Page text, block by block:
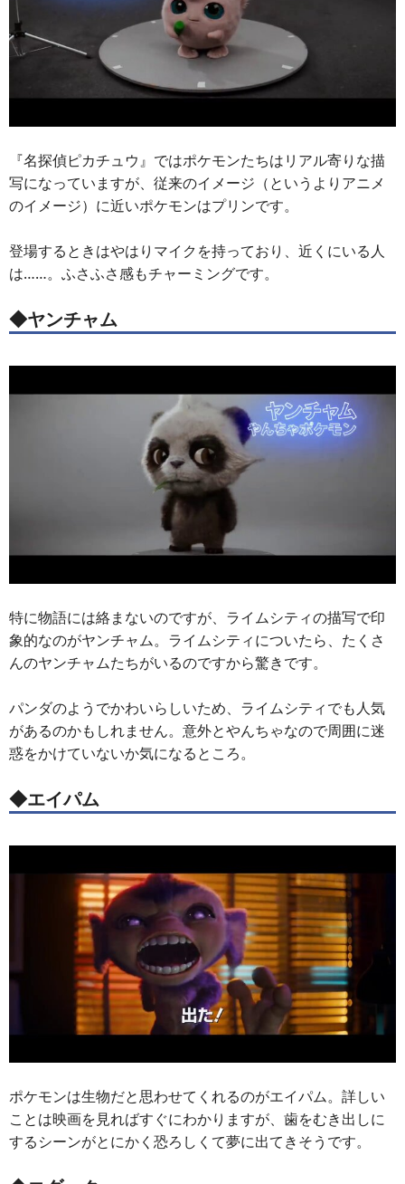
『名探偵ピカチュウ』ではポケモンたちはリアル寄りな描
写になっていますが、従来のイメージ（というよりアニメ
のイメージ）に近いポケモンはプリンです。
登場するときはやはりマイクを持っており、近くにいる人
は……。ふさふさ感もチャーミングです。
◆ヤンチャム
特に物語には絡まないのですが、ライムシティの描写で印
象的なのがヤンチャム。ライムシティについたら、たくさ
んのヤンチャムたちがいるのですから驚きです。
パンダのようでかわいらしいため、ライムシティでも人気
があるのかもしれません。意外とやんちゃなので周囲に迷
惑をかけていないか気になるところ。
◆エイパム
ポケモンは生物だと思わせてくれるのがエイパム。詳しい
ことは映画を見ればすぐにわかりますが、歯をむき出しに
するシーンがとにかく恐ろしくて夢に出てきそうです。